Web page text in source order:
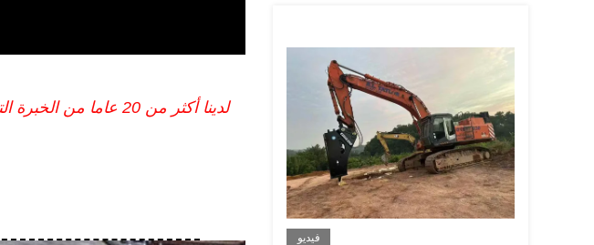
فيديو